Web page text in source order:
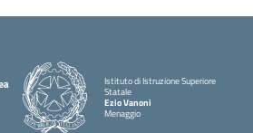
Istituto di Istruzione Superiore
Statale
Ezio Vanoni
Menaggio
— Visita la pagina iniziale della scuola